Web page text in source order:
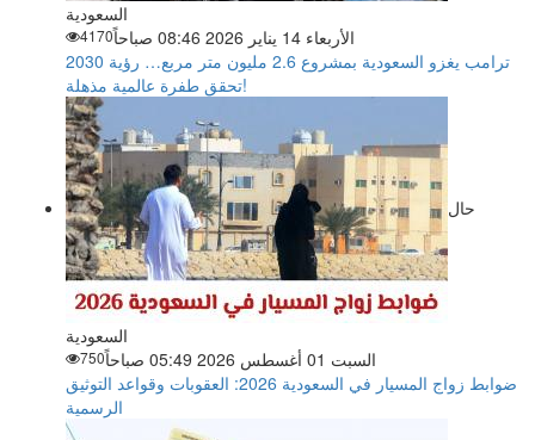
السعودية
الأربعاء 14 يناير 2026 08:46 صباحاً
4170
ترامب يغزو السعودية بمشروع 2.6 مليون متر مربع… رؤية 2030
تحقق طفرة عالمية مذهلة!
حال
السعودية
السبت 01 أغسطس 2026 05:49 صباحاً
750
ضوابط زواج المسيار في السعودية 2026: العقوبات وقواعد التوثيق
الرسمية